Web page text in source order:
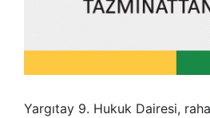
Yargıtay 9. Hukuk Dairesi,